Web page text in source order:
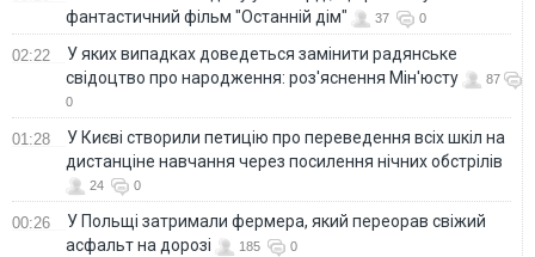
фантастичний фільм "Останній дім"
37 0
02:22
У яких випадках доведеться замінити радянське
свідоцтво про народження: роз'яснення Мін'юсту
87
0
01:28
У Києві створили петицію про переведення всіх шкіл на
дистанціне навчання через посилення нічних обстрілів
24 0
00:26
У Польщі затримали фермера, який переорав свіжий
асфальт на дорозі
185 0